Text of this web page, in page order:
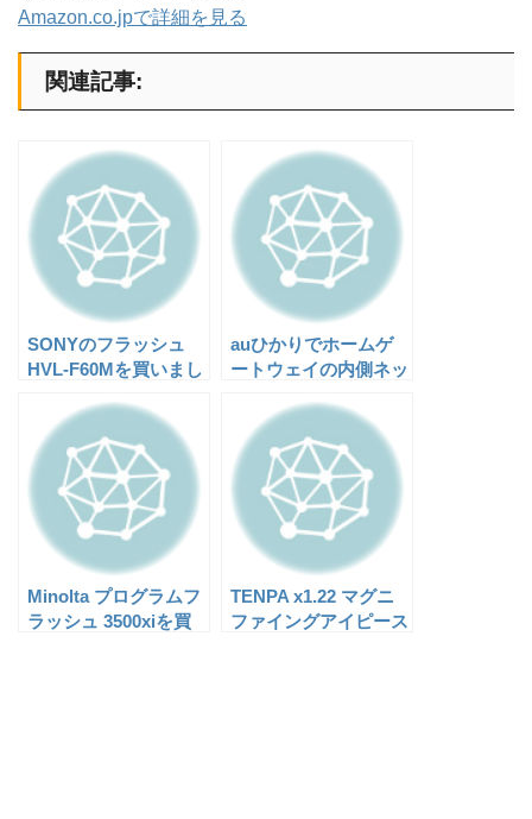
Amazon.co.jpで詳細を見る
関連記事:
SONYのフラッシュ
HVL-F60Mを買いまし
auひかりでホームゲ
ートウェイの内側ネッ
5505を設置してIPSec
を利用する
Minolta プログラムフ
ラッシュ 3500xiを買
TENPA x1.22 マグニ
ファイングアイピース